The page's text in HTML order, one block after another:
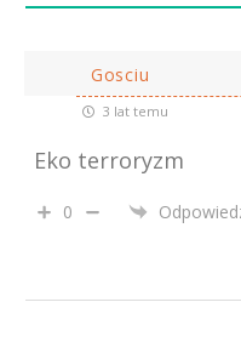
Gosciu
3 lat temu
Eko terroryzm
0